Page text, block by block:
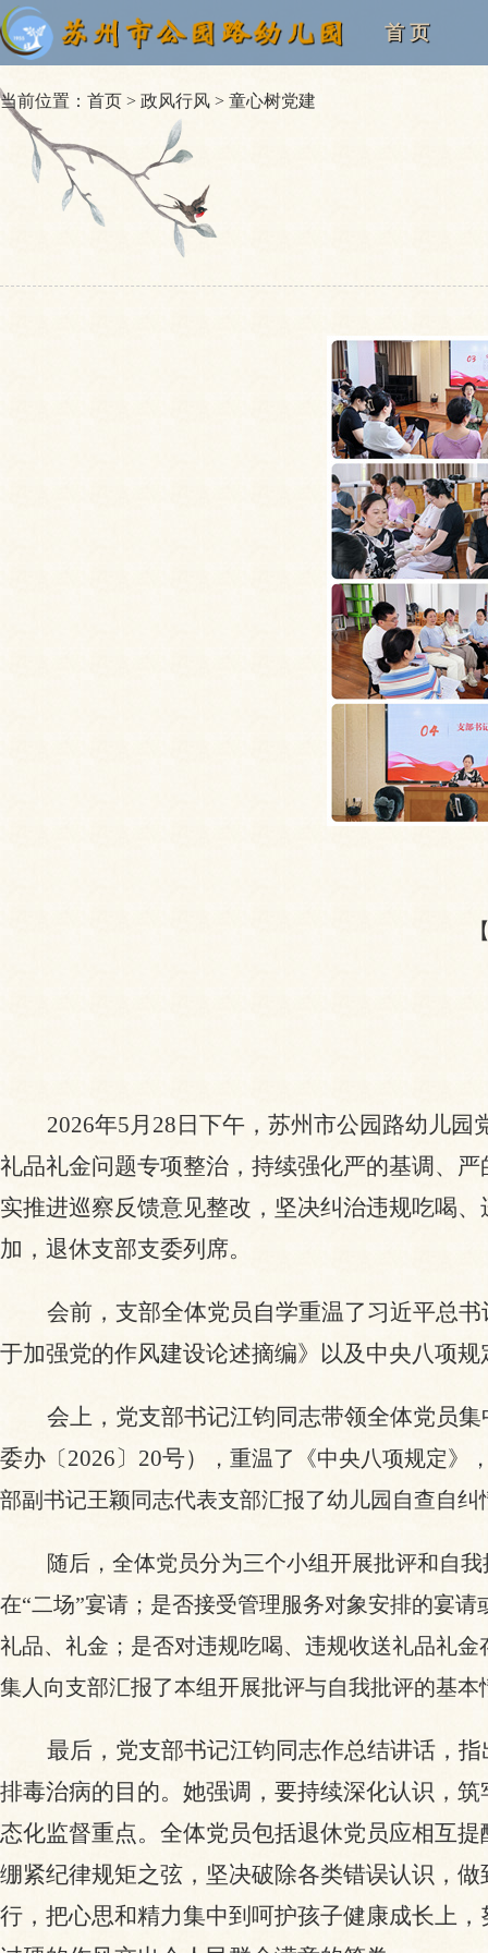
首 页
当前位置： 首页 > 政风行风 > 童心树党建
2026年5月28日下午，苏州市公园路幼儿
礼品礼金问题专项整治，持续强化严的基调、
实推进巡察反馈意见整改，坚决纠治违规吃喝
加，退休支部支委列席。
会前，支部全体党员自学重温了习近平总
于加强党的作风建设论述摘编》以及中央八项
会上，党支部书记江钧同志带领全体党员集
委办 〔 2026〕20号）
，重温了《中央八项规定》
部副书记王颖同志代表支部汇报了幼儿园自查自
随后，全体党员分为三个小组开展批评和自
在“二场”宴请；是否接受管理服务对象安排的宴
礼品、礼金；是否对违规吃喝、违规收送礼品礼
集人向支部汇报了本组开展批评与自我批评的基本
最后，党支部书记江钧同志作总结讲话，
排毒治病的目的。她强调，要持续深化认识，
态化监督重点。全体党员包括退休党员应相互
绷紧纪律规矩之弦，坚决破除各类错误认识，
行，把心思和精力集中到呵护孩子健康成长上